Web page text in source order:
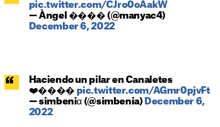
pic.twitter.com/CJro0oAakW
— Àngel ���� (@manyac4)
December 6, 2022
Haciendo un pilar en Canaletes
❤️‍���� pic.twitter.com/AGmr0pjvFt
— simbeniα (@simbenia) December 6,
2022